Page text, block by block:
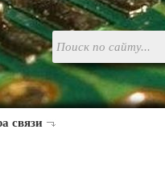
связи